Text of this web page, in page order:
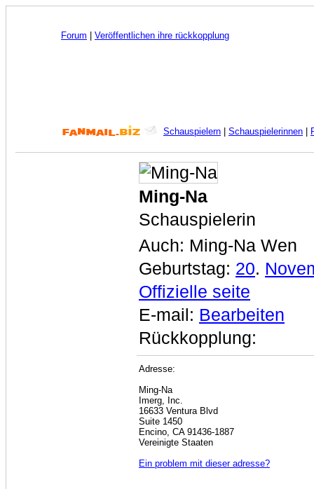
Forum Veröffentlichen ihre rückkopplung
Schauspielern Schauspielerinnen
Ming-Na
Schauspielerin
Auch: Ming-Na Wen
Geburtstag: 20.
Offizielle seite
E-mail: Bearbeiten
Rückkopplung:
Adresse:
Ming-Na
Imerg, Inc.
16633 Ventura Blvd
Suite 1450
Encino, CA 91436-1887
Vereinigte Staaten
Ein problem mit dieser adresse?